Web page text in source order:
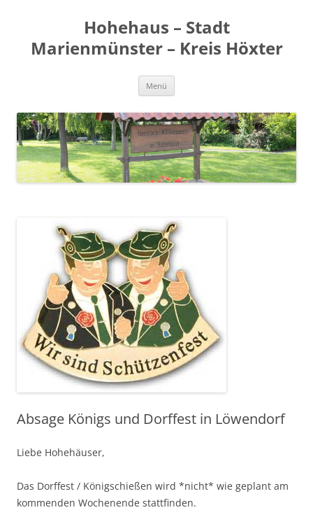
Hohehaus – Stadt
Marienmünster – Kreis Höxter
Menü
Absage Königs und Dorffest in Löwendorf
Liebe Hohehäuser,
Das Dorffest / Königschießen wird *nicht* wie geplant am
kommenden Wochenende stattfinden.